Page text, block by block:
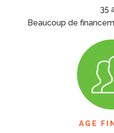
35
Beaucoup de
AGE